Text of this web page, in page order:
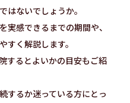
はないでしょうか。
実感できるまでの期間や、
すく解説します。
するとよいかの目安もご紹
するか迷っている方にとっ